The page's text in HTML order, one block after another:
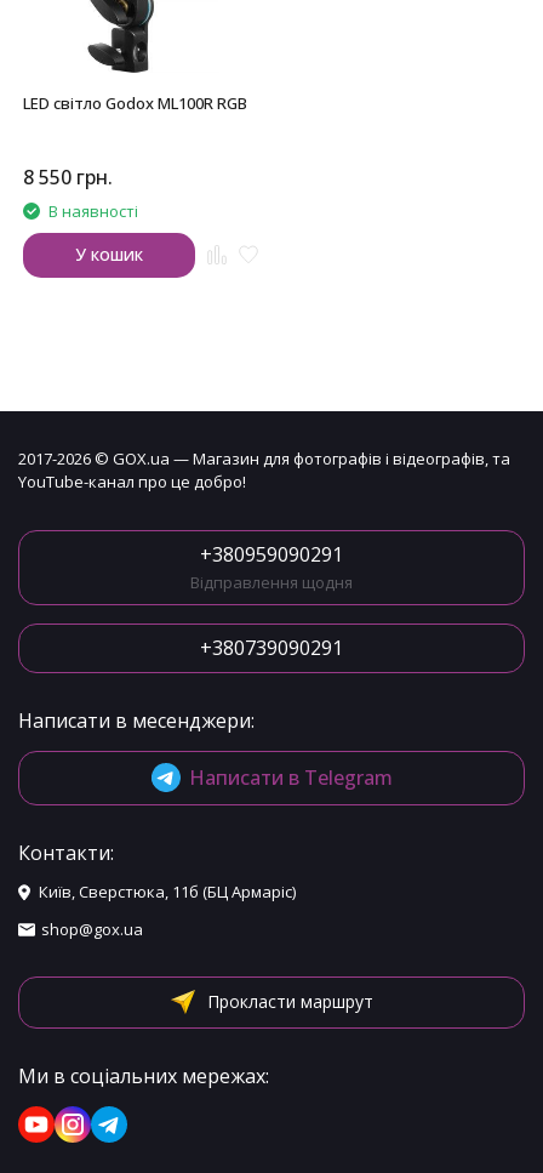
LED світло Godox ML100R RGB
8 550 грн.
В наявності
У кошик
2017-2026 © GOX.ua — Магазин для фотографів і відеографів, та
YouTube-канал про це добро!
+380959090291
Відправлення щодня
+380739090291
Написати в месенджери:
Написати в Telegram
Контакти:
Київ, Сверстюка, 11б (БЦ Армаріс)
shop@gox.ua
Прокласти маршрут
Ми в соціальних мережах: